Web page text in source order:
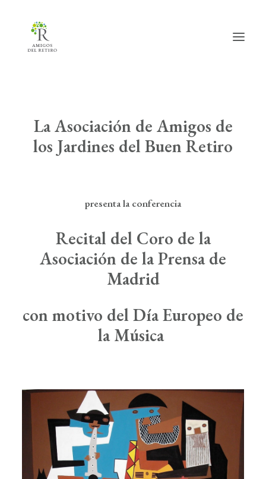
Inicio
Hazte amig@
La Asociación
Boletín de Noticias
Search
La Asociación de Amigos de
los Jardines del Buen Retiro
presenta la conferencia
Recital del Coro de la
Asociación de la Prensa de
Madrid
con motivo del Día Europeo de
la Música